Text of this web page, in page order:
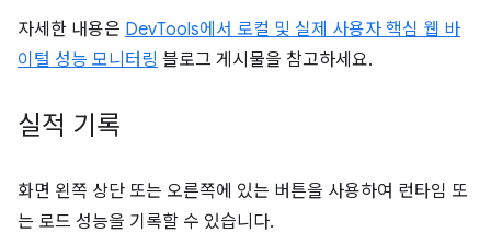
자세한 내용은 DevTools에서 로컬 및 실제 사용자 핵심 웹 바
이털 성능 모니터링 블로그 게시물을 참고하세요.
실적 기록
화면 왼쪽 상단 또는 오른쪽에 있는 버튼을 사용하여 런타임 또
는 로드 성능을 기록할 수 있습니다.